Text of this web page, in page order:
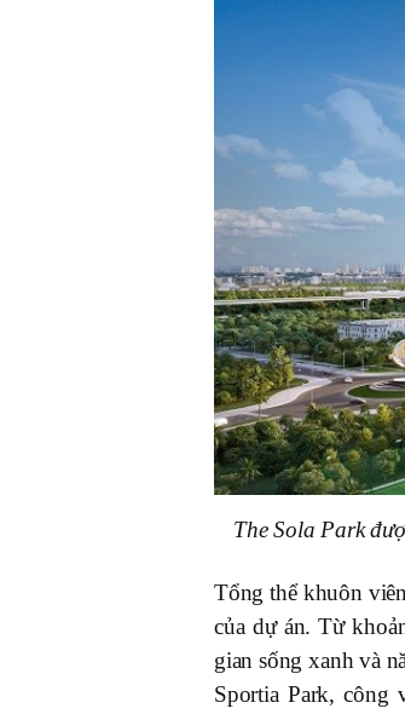
The Sola Park
Tổng thể khuôn
của dự án. Từ
gian sống xanh và
Sportia Park, công